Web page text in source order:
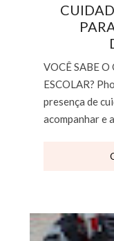
VOCÊ SABE
ESCOLAR?
presença de
acompanhar e